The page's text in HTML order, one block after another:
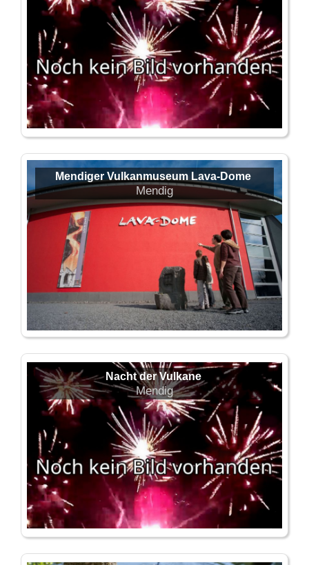
Mendiger Vulkanmuseum Lava-Dome
Mendig
Nacht der Vulkane
Mendig